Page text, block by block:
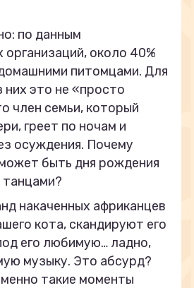
по данным
около 40%
питомцами. Для
них это не «просто
член семьи, который
греет по ночам и
осуждения. Почему
быть дня рождения
танцами?
накаченных африканцев
кота, скандируют его
его любимую… ладно,
музыку. Это абсурд?
такие моменты